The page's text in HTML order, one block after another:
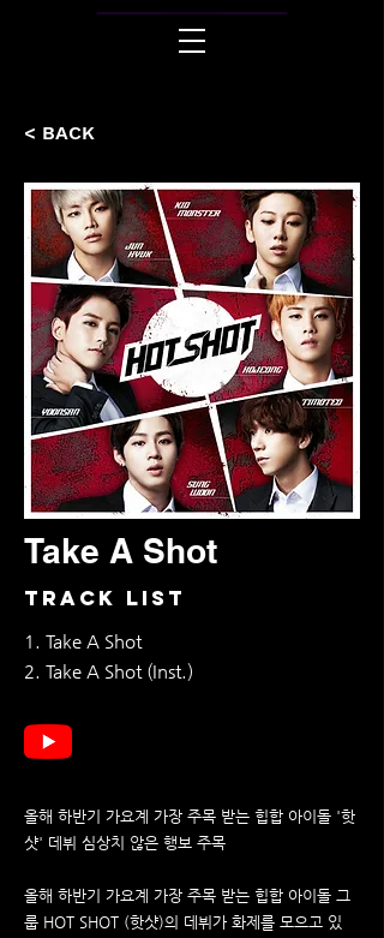
< BACK
Take A Shot
TRACK LIST
1. Take A Shot
2. Take A Shot (Inst.)
올해 하반기 가요계 가장 주목 받는 힙합 아이돌 '핫
샷' 데뷔 심상치 않은 행보 주목
올해 하반기 가요계 가장 주목 받는 힙합 아이돌 그
룹 HOT SHOT (핫샷)의 데뷔가 화제를 모으고 있